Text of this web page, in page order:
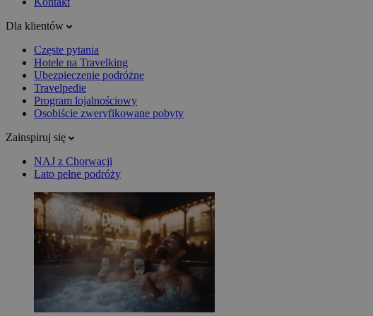
Dla klientów
Częste pytania
Hotele na Travelking
Ubezpieczenie podróżne
Travelpedie
Program lojalnościowy
Osobiście zweryfikowane pobyty
Zainspiruj się
NAJ z Chorwacji
Lato pełne podróży